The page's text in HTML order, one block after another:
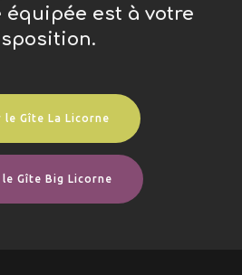
équipée est à votre
le Gîte La Licorne
Gîte Big Licorne